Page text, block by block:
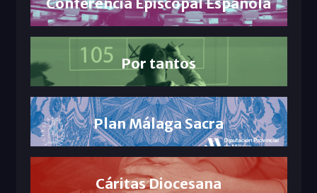
Por tantos
Plan Málaga Sacra
Cáritas Diocesana